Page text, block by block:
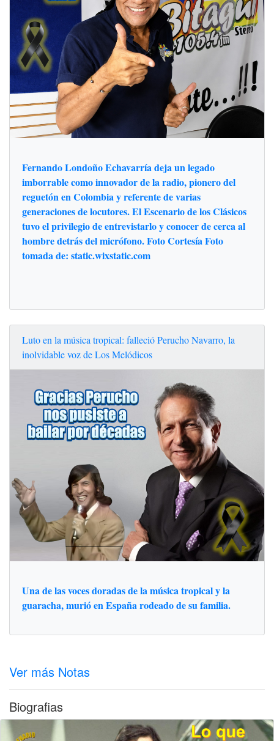
Fernando Londoño Echavarría deja un legado
imborrable como innovador de la radio, pionero del
reguetón en Colombia y referente de varias
generaciones de locutores. El Escenario de los Clásicos
tuvo el privilegio de entrevistarlo y conocer de cerca al
hombre detrás del micrófono. Foto Cortesía Foto
tomada de: static.wixstatic.com
Luto en la música tropical: falleció Perucho Navarro, la
inolvidable voz de Los Melódicos
Una de las voces doradas de la música tropical y la
guaracha, murió en España rodeado de su familia.
Ver más Notas
Biografias